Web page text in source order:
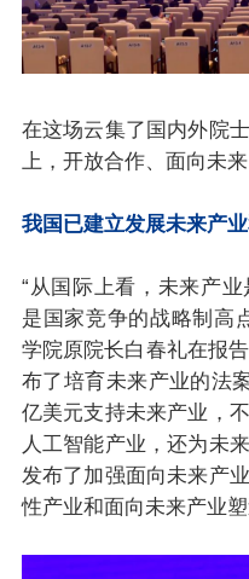
在这场云集了国内外院
上，开放合作、面向未
我国已建立发展未来产
“从国际上看，未来产
是国家竞争的战略制高
学院原院长白春礼在报
布了培育未来产业的法
亿美元支持未来产业，
人工智能产业，还为未
发布了加强面向未来产
性产业和面向未来产业